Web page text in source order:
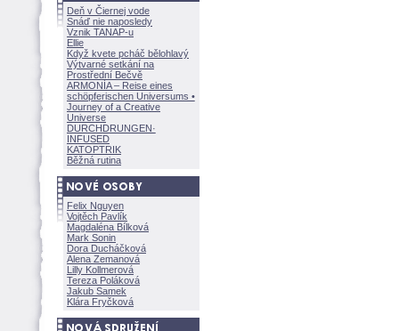
Deň v Čiernej vode
Snáď nie naposledy
Vznik TANAP-u
Ellie
Když kvete pcháč bělohlavý
Výtvarné setkání na
Prostřední Bečvě
ARMONÍA – Reise eines
schöpferischen Universums •
Journey of a Creative
Universe
DURCHDRUNGEN·
INFUSED
KATOPTRIK
Běžná rutina
Felix Nguyen
Vojtěch Pavlík
Magdaléna Bílkov
Mark Sonin
Dora Ducháčkov
Alena Zemanov
Lilly Kollmerov
Tereza Polákov
Jakub Samek
Klára Fryčkov